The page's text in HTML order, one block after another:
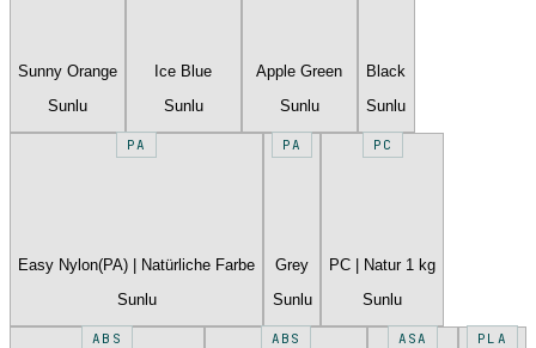
Sunny Orange
Sunlu
Ice Blue
Sunlu
Apple Green
Sunlu
Black
Sunlu
PA
Easy Nylon(PA) | Natürliche Farbe
Sunlu
PA
Grey
Sunlu
PC
PC | Natur 1 kg
Sunlu
ABS ABS ASA PLA